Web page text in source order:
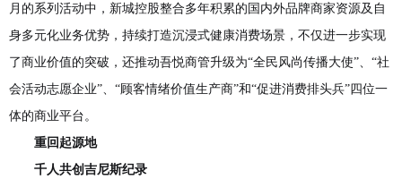
月的系列活动中，新城控股整合多年积累的国内外品牌商家资源及自
身多元化业务优势，持续打造沉浸式健康消费场景，不仅进一步实现
了商业价值的突破，还推动吾悦商管升级为“全民风尚传播大使”、“社
会活动志愿企业”、“顾客情绪价值生产商”和“促进消费排头兵”四位一
体的商业平台。
重回起源地
千人共创吉尼斯纪录